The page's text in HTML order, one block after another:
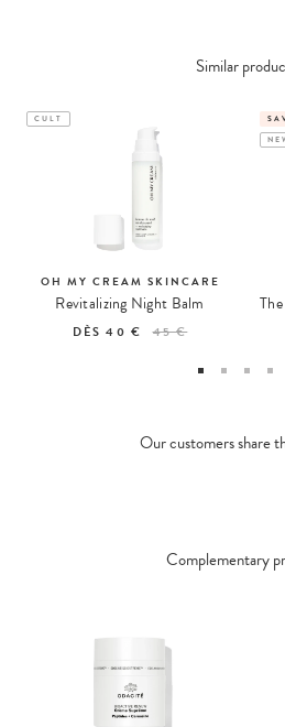
Similar
CULT
OH MY CREAM SKINCARE
Revitalizing Night Balm
DÈS40 € 45 €
Our customers share
Complementary